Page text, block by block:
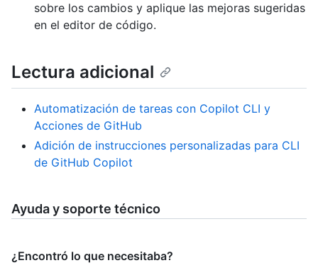
sobre los cambios y aplique las mejoras sugeridas
en el editor de código.
Lectura adicional
Automatización de tareas con Copilot CLI y
Acciones de GitHub
Adición de instrucciones personalizadas para CLI
de GitHub Copilot
Ayuda y soporte técnico
¿Encontró lo que necesitaba?